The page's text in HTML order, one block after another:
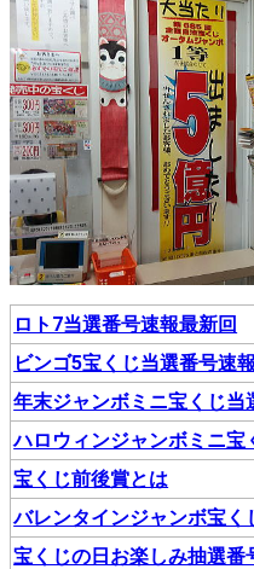
ロト7当選番号速報最新回
ビンゴ5宝くじ当選番号速
年末ジャンボミニ宝くじ当
ハロウィンジャンボミニ宝
宝くじ前後賞とは
バレンタインジャンボ宝く
宝くじの日お楽しみ抽選番